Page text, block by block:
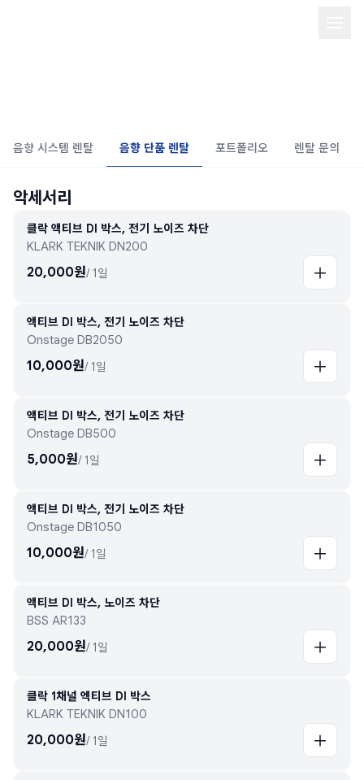
음향 시스템 렌탈 음향 단품 렌탈 포트폴리오 렌탈 문의
악세서리
클락 액티브 DI 박스, 전기 노이즈 차단
KLARK TEKNIK DN200
20,000원/ 1일
액티브 DI 박스, 전기 노이즈 차단
Onstage DB2050
10,000원/ 1일
액티브 DI 박스, 전기 노이즈 차단
Onstage DB500
5,000원/ 1일
액티브 DI 박스, 전기 노이즈 차단
Onstage DB1050
10,000원/ 1일
액티브 DI 박스, 노이즈 차단
BSS AR133
20,000원/ 1일
클락 1채널 엑티브 DI 박스
KLARK TEKNIK DN100
20,000원/ 1일